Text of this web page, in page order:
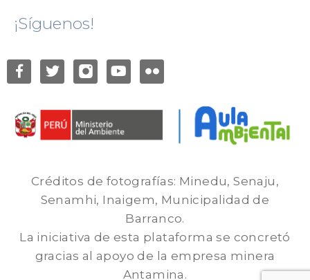
¡Síguenos!
Créditos de fotografías: Minedu, Senaju,
Senamhi, Inaigem, Municipalidad de
Barranco.
La iniciativa de esta plataforma se concretó
gracias al apoyo de la empresa minera
Antamina.